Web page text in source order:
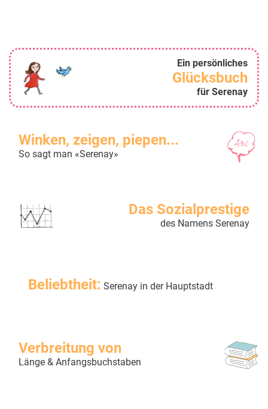
Ein persönliches
Glücksbuch
für Serenay
Winken, zeigen, piepen...
So sagt man «Serenay»
Das Sozialprestige
des Namens Serenay
Beliebtheit: Serenay in der Hauptstadt
Verbreitung von
Länge & Anfangsbuchstaben